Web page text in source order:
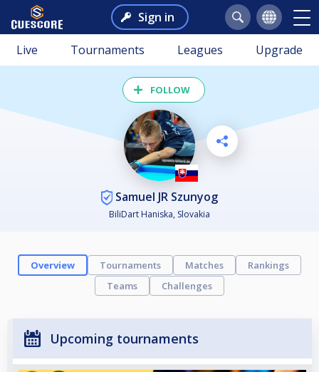
Sign in
Live Tournaments Leagues Upgrade
FOLLOW
Samuel JR Szunyog
BiliDart Haniska, Slovakia
Overview Tournaments Matches
Rankings
Teams
Challenges
Upcoming tournaments